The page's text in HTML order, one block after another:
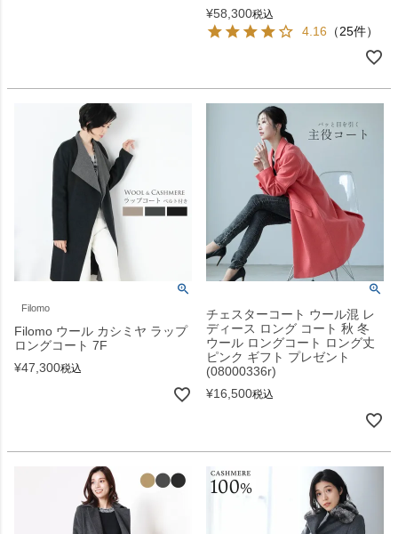
¥58,300税込
4.16 （25件）
Filomo
Filomo ウール カシミヤ ラップ
ロングコート 7F
¥47,300税込
チェスターコート ウール混 レ
ディース ロング コート 秋 冬
ウール ロングコート ロング丈
ピンク ギフト プレゼント
(08000336r)
¥16,500税込